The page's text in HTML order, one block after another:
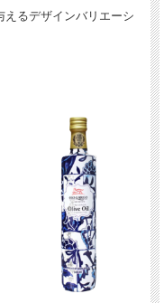
えるデザインバリエーシ